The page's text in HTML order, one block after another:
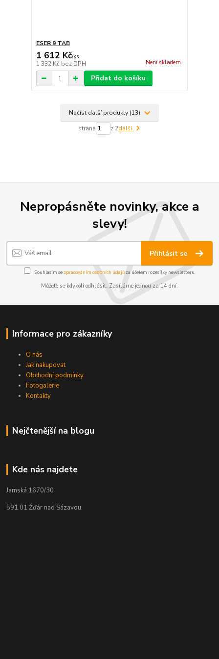
ESER 9 TAB
1 612 Kč/ks
1 332 Kč bez DPH Není skladem
Přidat do košíku
Načíst další produkty (13)
strana z 2další
Nepropásněte novinky, akce a
slevy!
Přihlásit se
Souhlasím se zpracováním osobních údajůza účelem rozesílky newsletteru.
Můžete se kdykoli odhlásit. Zasíláme jednou za 14 dní.
Informace pro zákazníky
O nás
Jak nakupovat
Obchodní podmínky
Fotogalerie
Kontakty
Nejčtenější na blogu
Kde nás najdete
Jamská 1670/30
591 01 Žďár nad Sázavou